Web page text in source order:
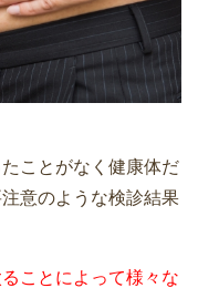
ことがなく健康体だ
意のような検診結果
ことによって様々な